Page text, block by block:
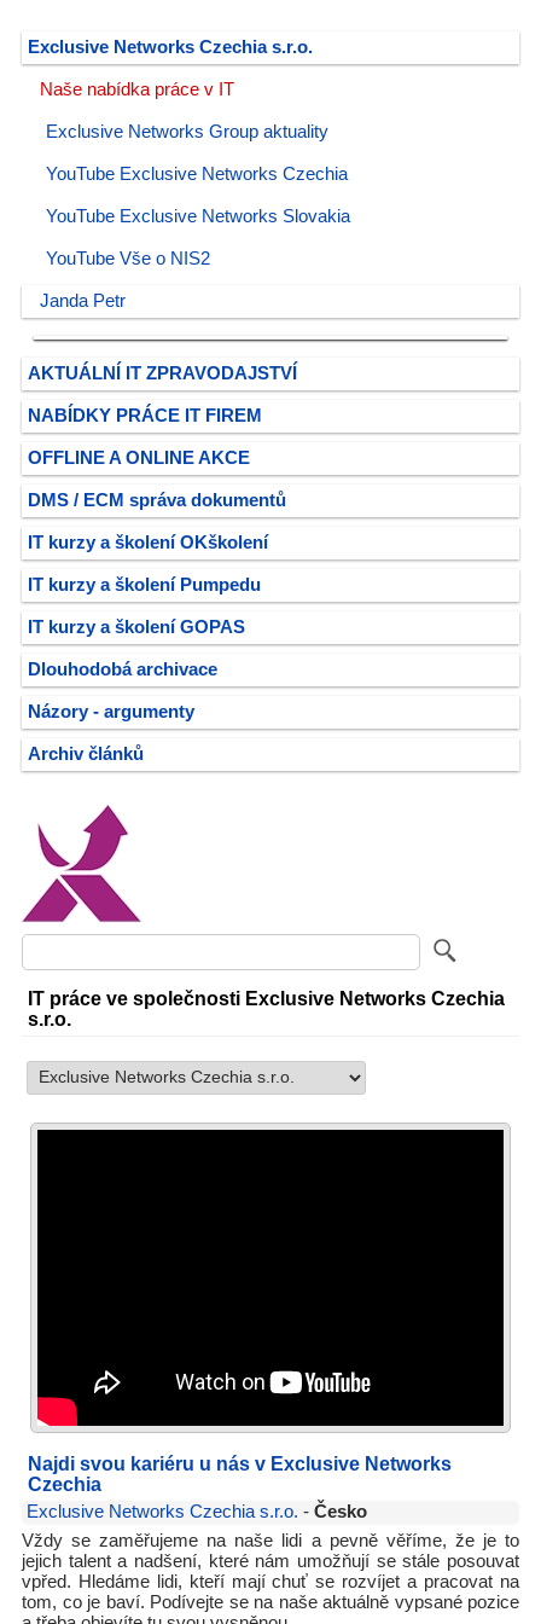
Exclusive Networks Czechia s.r.o.
Naše nabídka práce v IT
Exclusive Networks Group aktuality
YouTube Exclusive Networks Czechia
YouTube Exclusive Networks Slovakia
YouTube Vše o NIS2
Janda Petr
AKTUÁLNÍ IT ZPRAVODAJSTVÍ
NABÍDKY PRÁCE IT FIREM
OFFLINE A ONLINE AKCE
DMS / ECM správa dokumentů
IT kurzy a školení OKškolení
IT kurzy a školení Pumpedu
IT kurzy a školení GOPAS
Dlouhodobá archivace
Názory - argumenty
Archiv článků
IT práce ve společnosti Exclusive Networks Czechia
s.r.o.
Najdi svou kariéru u nás v Exclusive Networks
Czechia
Exclusive Networks Czechia s.r.o. - Česko
Vždy se zaměřujeme na naše lidi a pevně věříme, že je to
jejich talent a nadšení, které nám umožňují se stále posouvat
vpřed. Hledáme lidi, kteří mají chuť se rozvíjet a pracovat na
tom, co je baví. Podívejte se na naše aktuálně vypsané pozice